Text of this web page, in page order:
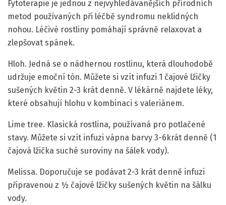
Fytoterapie je jednou z nejvyhledávanějších přírodních
metod používaných při léčbě syndromu neklidných
nohou. Léčivé rostliny pomáhají správně relaxovat a
zlepšovat spánek.
Hloh. Jedná se o nádhernou rostlinu, která dlouhodobě
udržuje emoční tón. Můžete si vzít infuzi 1 čajové lžičky
sušených květin 2-3 krát denně. V lékárně najdete léky,
které obsahují hlohu v kombinaci s valeriánem.
Lime tree. Klasická rostlina, používaná pro potlačené
stavy. Můžete si vzít infuzi vápna barvy 3-6krát denně (1
čajová lžička suché suroviny na šálek vody).
Melissa. Doporučuje se podávat 2-3 krát denně infuzi
připravenou z ½ čajové lžičky sušených květin na šálku
vody.